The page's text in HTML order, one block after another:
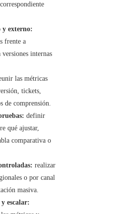
y externo:
frente a
internas
las métricas
tickets,
de comprensión.
definir
qué ajustar,
comparativa o
realizar
o por canal
masiva.
escalar: